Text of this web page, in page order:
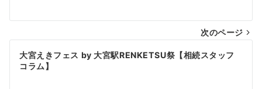
ビ
ゲ
次のページ
大宮えきフェス by 大宮駅RENKETSU祭【相続スタッフ
コラム】